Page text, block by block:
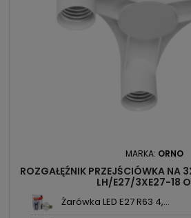
MARKA: ORNO
ROZGAŁĘŹNIK PRZEJŚCIÓWKA NA
LH/E27/3XE27-18
Żarówka LED E27 R63 4,...